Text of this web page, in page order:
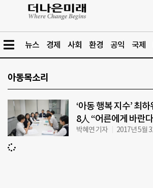
뉴스 경제 사회 환경 공익 국제
아동목소리
‘아동 행복 지수’ 최
8人 “어른에게 바란
박혜연 기자 2017년 5월